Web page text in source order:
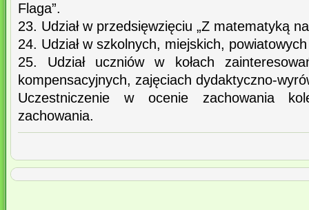
Flaga”.
23. Udział w przedsięwzięciu „Z matematyką
24. Udział w szkolnych, miejskich,
25. Udział uczniów w kołach
kompensacyjnych, zajęciach dydaktyczno-
Uczestniczenie w ocenie zachowania
zachowania.